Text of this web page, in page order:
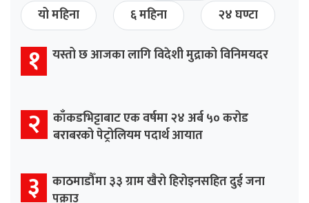
यो महिना
६ महिना २४ घण्टा
१ यस्तो छ आजका लागि विदेशी मुद्राको विनिमयदर
२ काँकडभिट्टाबाट एक वर्षमा २४ अर्ब ५० करोड
बराबरको पेट्रोलियम पदार्थ आयात
३ काठमाडौँमा ३३ ग्राम खैरो हिरोइनसहित दुई जना